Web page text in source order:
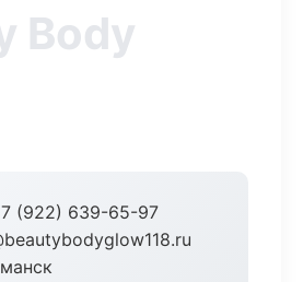
Body
(922) 639-65-97